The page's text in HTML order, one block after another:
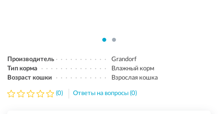
Производитель
Grandorf
Тип корма
Влажный корм
Возраст кошки
Взрослая кошка
(0) Ответы на вопросы (0)